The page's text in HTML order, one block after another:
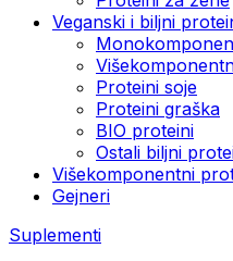
Veganski i biljni
Proteini soje
Proteini graška
BIO proteini
Ostali biljni
Višekomponentni
Gejneri
Suplementi